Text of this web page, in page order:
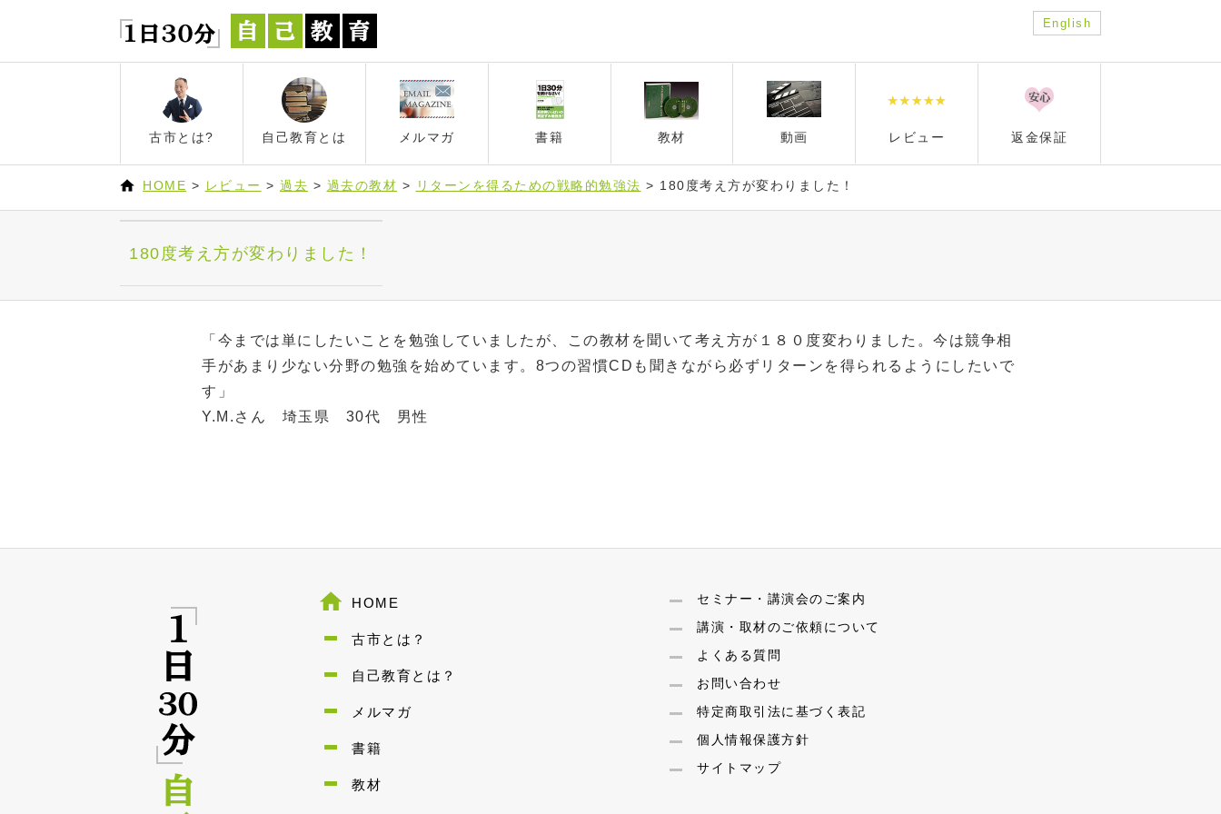
English
古市とは? 自己教育とは メルマガ 書籍 教材 動画 レビュー 返金保証
HOME > レビュー > 過去 > 過去の教材 > リターンを得るための戦略的勉強法 > 180度考え方が変わりました！
180度考え方が変わりました！
「今までは単にしたいことを勉強していましたが、この教材を聞いて考え方が１８０度変わりました。今は競争相
手があまり少ない分野の勉強を始めています。8つの習慣CDも聞きながら必ずリターンを得られるようにしたいで
す」
Y.M.さん 埼玉県 30代 男性
HOME
古市とは？
自己教育とは？
メルマガ
書籍
教材
セミナー・講演会のご案内
講演・取材のご依頼について
よくある質問
お問い合わせ
特定商取引法に基づく表記
個人情報保護方針
サイトマップ